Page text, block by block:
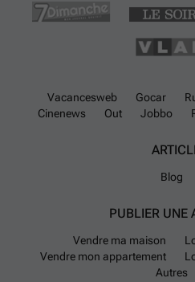
Vacancesweb Gocar
Cinenews
Out Jobbo
Blog
PUBLIER UNE
Vendre ma maison
Vendre mon appartement
Autres